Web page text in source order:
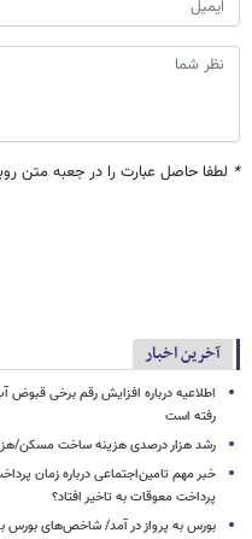
* لطفا حاصل عبارت را در جعبه متن
آخرین اخبار
اطلاعیه درباره افزایش رقم برخی قبوض
رفته است
رشد هزار درصدی هزینه ساخت مسکن/
خبر مهم تامین‌اجتماعی درباره زمان
پرداخت معوقات به تاخیر افتاد؟
بورس به پرواز در آمد/ شاخص‌های بورس